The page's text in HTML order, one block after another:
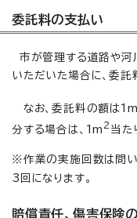
委託料の支払い
市が管理する道路や河
いただいた場合に、委託
なお、委託料の額は1m
分する場合は、1m 2 当た
※作業の実施回数は問い
3回になります。
賠償責任、傷害保険